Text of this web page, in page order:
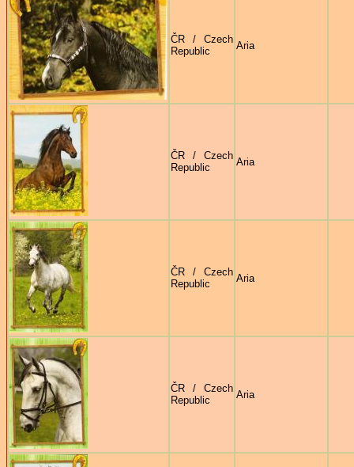
ČR / Czech
Republic
Aria
ČR / Czech
Republic
Aria
ČR / Czech
Republic
Aria
ČR / Czech
Republic
Aria